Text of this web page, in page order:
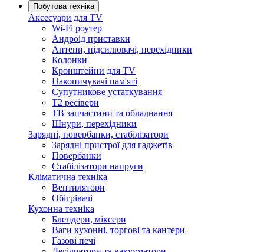
Побутова техніка
Аксесуари для TV
Wi-Fi роутер
Андроід приставки
Антени, підсилювачі, перехідники
Колонки
Кронштейни для TV
Накопичувачі пам'яті
Супутникове устаткування
Т2 ресівери
ТВ запчастини та обладнання
Шнури, перехідники
Зарядні, повербанки, стабілізатори
Зарядні пристрої для гаджетів
Повербанки
Стабілізатори напруги
Кліматична техніка
Вентилятори
Обігрівачі
Кухонна техніка
Блендери, міксери
Ваги кухонні, торгові та кантери
Газові печі